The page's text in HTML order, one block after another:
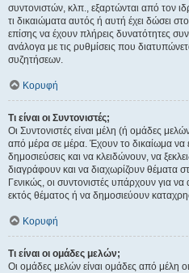
συντονιστών, κλπ., εξαρτώνται από τον
τι δικαιώματα αυτός ή αυτή έχει δώσει
επίσης να έχουν πλήρεις δυνατότητες
ανάλογα με τις ρυθμίσεις που
συζητήσεων.
Κορυφή
Τι είναι οι Συντονιστές;
Οι Συντονιστές είναι μέλη (ή ομάδες
από μέρα σε μέρα. Έχουν το δικαίωμα να
δημοσιεύσεις και να κλειδώνουν, να
διαγράφουν και να διαχωρίζουν θέματα
Γενικώς, οι συντονιστές υπάρχουν για
εκτός θέματος ή να δημοσιεύουν
Κορυφή
Τι είναι οι ομάδες μελών;
Οι ομάδες μελών είναι ομάδες από μέλη